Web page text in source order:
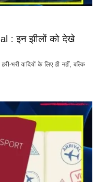
: इन झीलों को देखे
भरी वादियों के लिए ही नहीं, बल्कि